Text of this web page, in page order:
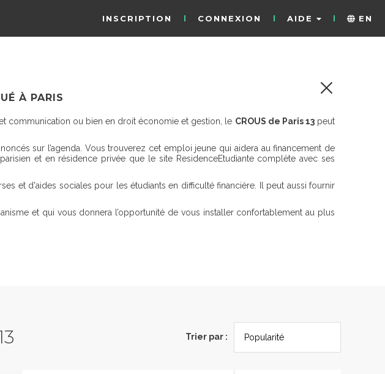
INSCRIPTION CONNEXION AIDE EN
À PARIS
communication ou bien en droit économie et gestion, le CROUS de Paris 13peut
sur l’agenda. Vous trouverez cet emploi jeune qui aidera au financement de
et en résidence privée que le site ResidenceEtudiante complète avec ses
et d'aides sociales pour les étudiants en difficulté financière. Il peut aussi fournir
et qui vous donnera l’opportunité de vous installer confortablement au plus
Trier par :